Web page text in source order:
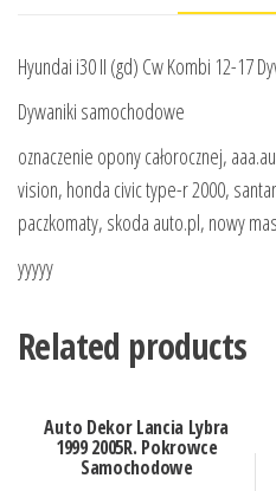
Hyundai i30 II (gd) Cw Kombi 12-17
Dywaniki samochodowe
oznaczenie opony całorocznej,
vision, honda civic type-r 2000,
paczkomaty, skoda auto.pl, nowy
yyyyy
Related products
Auto Dekor Lancia Lybra
1999 2005R. Pokrowce
Samochodowe